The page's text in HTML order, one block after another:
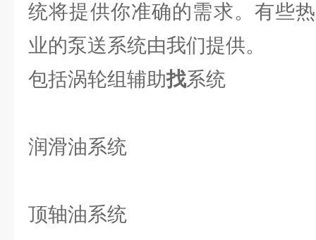
统将提供你准确的需求。有些
业的泵送系统由我们提供。
包括涡轮组辅助找系统
润滑油系统
顶轴油系统